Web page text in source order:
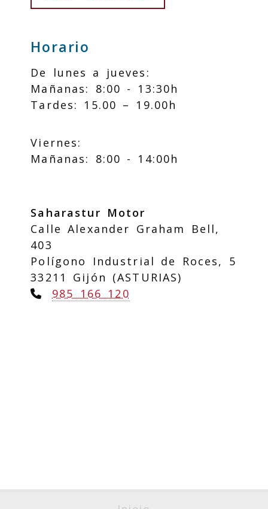
Horario
De lunes a jueves:
Mañanas: 8:00 - 13:30h
Tardes: 15.00 – 19.00h
Viernes:
Mañanas: 8:00 - 14:00h
Saharastur Motor
Calle Alexander Graham Bell,
403
Polígono Industrial de Roces, 5
33211 Gijón (ASTURIAS)
985 166 120